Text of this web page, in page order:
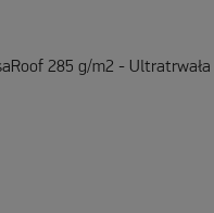
285 g/m2 -